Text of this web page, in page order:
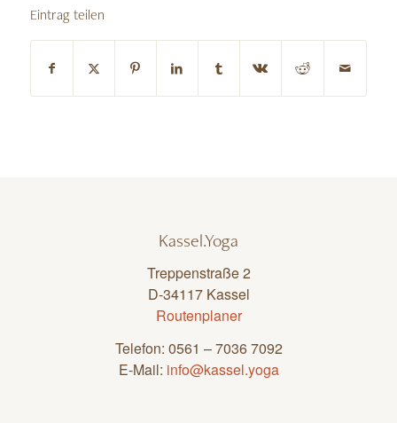
Eintrag teilen
Kassel.Yoga
Treppenstraße 2
D-34117 Kassel
Routenplaner
Telefon: 0561 – 7036 7092
E-Mail: info@kassel.yoga